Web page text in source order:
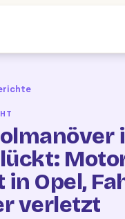
Opel,
verletzt